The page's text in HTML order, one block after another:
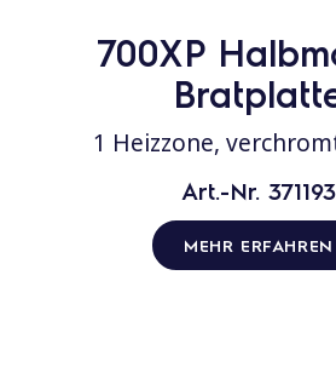
700XP
1 Heizzone,
Art.-Nr. 371193
MEHR ERFAHREN